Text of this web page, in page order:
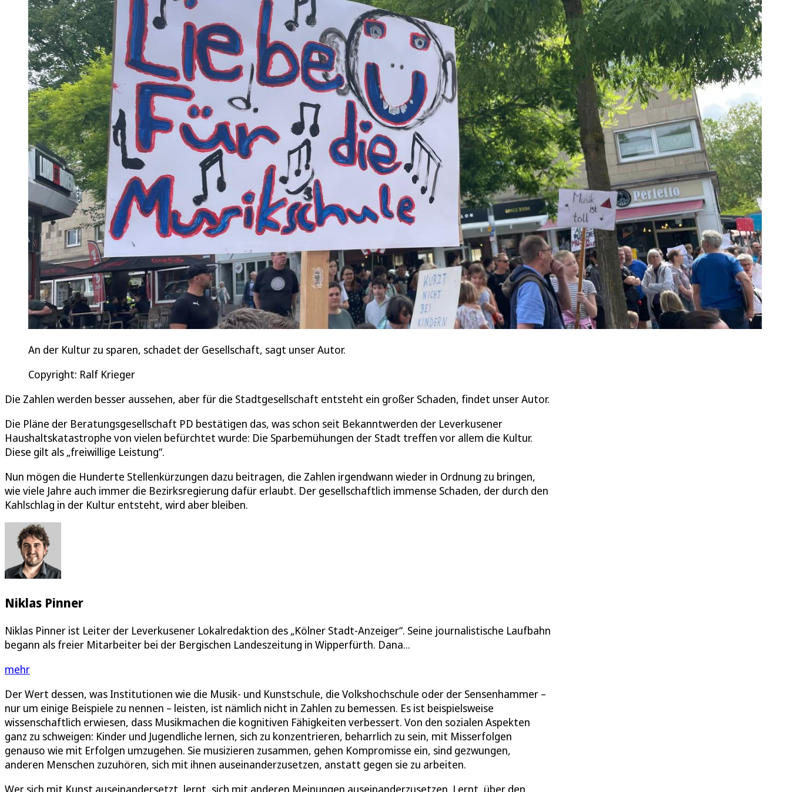
An der Kultur zu sparen, schadet der Gesellschaft, sagt unser Autor.
Copyright: Ralf Krieger
Die Zahlen werden besser aussehen, aber für die Stadtgesellschaft entsteht ein großer Schaden, findet unser Autor.
Die Pläne der Beratungsgesellschaft PD bestätigen das, was schon seit Bekanntwerden der Leverkusener
Haushaltskatastrophe von vielen befürchtet wurde: Die Sparbemühungen der Stadt treffen vor allem die Kultur.
Diese gilt als „freiwillige Leistung“.
Nun mögen die Hunderte Stellenkürzungen dazu beitragen, die Zahlen irgendwann wieder in Ordnung zu bringen,
wie viele Jahre auch immer die Bezirksregierung dafür erlaubt. Der gesellschaftlich immense Schaden, der durch den
Kahlschlag in der Kultur entsteht, wird aber bleiben.
Niklas Pinner
Niklas Pinner ist Leiter der Leverkusener Lokalredaktion des „Kölner Stadt-Anzeiger“. Seine journalistische Laufbahn
begann als freier Mitarbeiter bei der Bergischen Landeszeitung in Wipperfürth. Dana...
mehr
Der Wert dessen, was Institutionen wie die Musik- und Kunstschule, die Volkshochschule oder der Sensenhammer –
nur um einige Beispiele zu nennen – leisten, ist nämlich nicht in Zahlen zu bemessen. Es ist beispielsweise
wissenschaftlich erwiesen, dass Musikmachen die kognitiven Fähigkeiten verbessert. Von den sozialen Aspekten
ganz zu schweigen: Kinder und Jugendliche lernen, sich zu konzentrieren, beharrlich zu sein, mit Misserfolgen
genauso wie mit Erfolgen umzugehen. Sie musizieren zusammen, gehen Kompromisse ein, sind gezwungen,
anderen Menschen zuzuhören, sich mit ihnen auseinanderzusetzen, anstatt gegen sie zu arbeiten.
Wer sich mit Kunst auseinandersetzt, lernt, sich mit anderen Meinungen auseinanderzusetzen. Lernt, über den